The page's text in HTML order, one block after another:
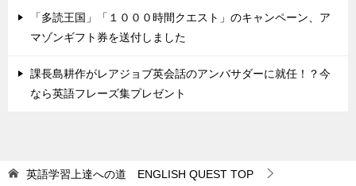
「多読王国」「１０００時間クエスト」のキャンペーン、ア
マゾンギフト券を送付しました
課長島耕作がレアジョブ英会話のアンバサダーに就任！？今
なら英語フレーズ集プレゼント
英語学習上達への道 ENGLISH QUEST TOP